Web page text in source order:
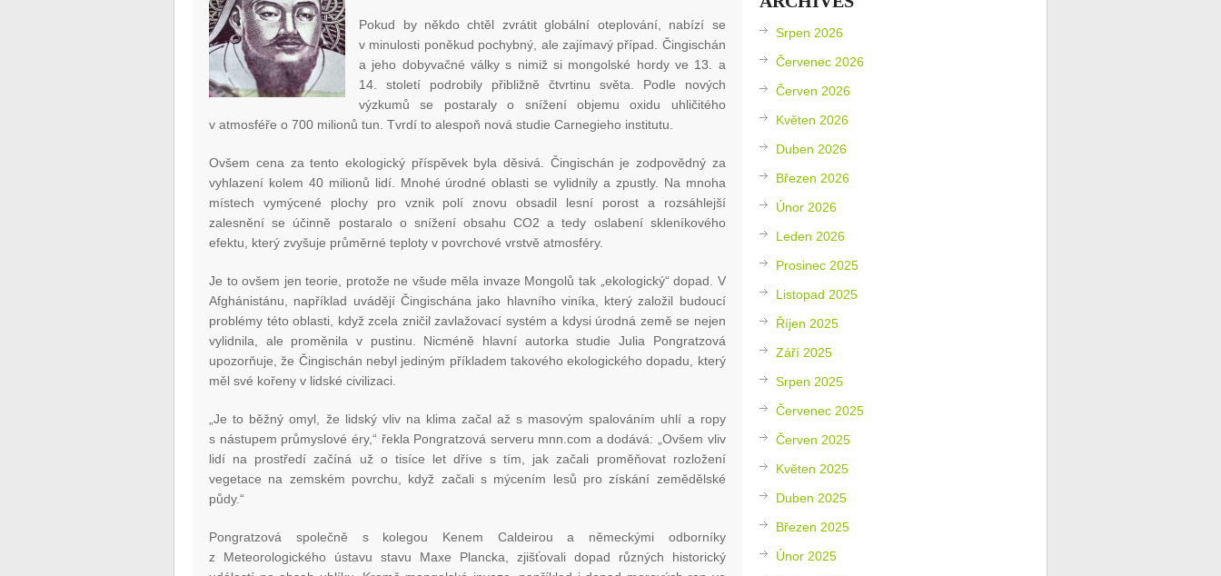
Pokud by někdo chtěl zvrátit globální oteplování, nabízí se
v minulosti poněkud pochybný, ale zajímavý případ. Čingischán
a jeho dobyvačné války s nimiž si mongolské hordy ve 13. a
14. století podrobily přibližně čtvrtinu světa. Podle nových
výzkumů se postaraly o snížení objemu oxidu uhličitého
v atmosféře o 700 milionů tun. Tvrdí to alespoň nová studie Carnegieho institutu.
Ovšem cena za tento ekologický příspěvek byla děsivá. Čingischán je zodpovědný za
vyhlazení kolem 40 milionů lidí. Mnohé úrodné oblasti se vylidnily a zpustly. Na mnoha
místech vymýcené plochy pro vznik polí znovu obsadil lesní porost a rozsáhlejší
zalesnění se účinně postaralo o snížení obsahu CO2 a tedy oslabení skleníkového
efektu, který zvyšuje průměrné teploty v povrchové vrstvě atmosféry.
Je to ovšem jen teorie, protože ne všude měla invaze Mongolů tak „ekologický“ dopad. V
Afghánistánu, například uvádějí Čingischána jako hlavního viníka, který založil budoucí
problémy této oblasti, když zcela zničil zavlažovací systém a kdysi úrodná země se nejen
vylidnila, ale proměnila v pustinu. Nicméně hlavní autorka studie Julia Pongratzová
upozorňuje, že Čingischán nebyl jediným příkladem takového ekologického dopadu, který
měl své kořeny v lidské civilizaci.
„Je to běžný omyl, že lidský vliv na klima začal až s masovým spalováním uhlí a ropy
s nástupem průmyslové éry,“ řekla Pongratzová serveru mnn.com a dodává: „Ovšem vliv
lidí na prostředí začíná už o tisíce let dříve s tím, jak začali proměňovat rozložení
vegetace na zemském povrchu, když začali s mýcením lesů pro získání zemědělské
půdy.“
Pongratzová společně s kolegou Kenem Caldeirou a německými odborníky
z Meteorologického ústavu stavu Maxe Plancka, zjišťovali dopad různých historický
Srpen 2026
Červenec 2026
Červen 2026
Květen 2026
Duben 2026
Březen 2026
Únor 2026
Leden 2026
Prosinec 2025
Listopad 2025
Říjen 2025
Září 2025
Srpen 2025
Červenec 2025
Červen 2025
Květen 2025
Duben 2025
Březen 2025
Únor 2025